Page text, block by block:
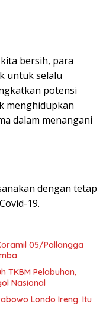
bersih, para
untuk selalu
potensi
menghidupkan
dalam menangani
dengan tetap
19.
05/Pallangga
TKBM Pelabuhan,
Nasional
Londo Ireng. Itu